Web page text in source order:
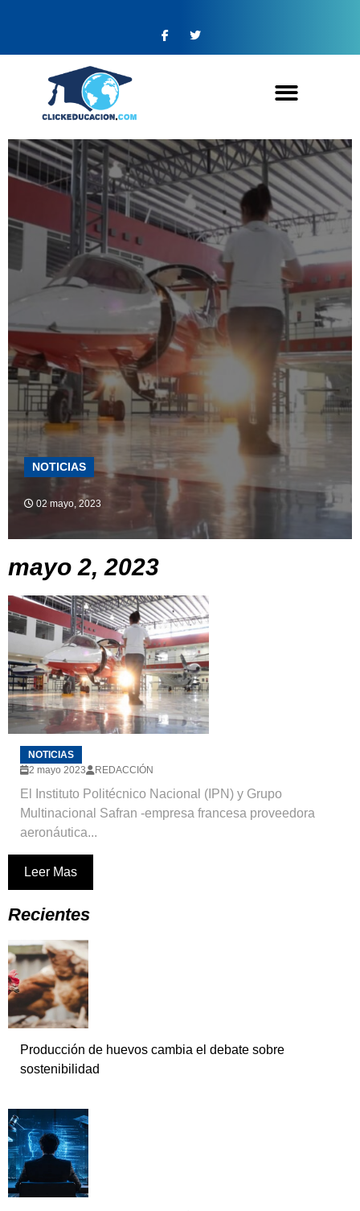
NOTICIAS
02 mayo, 2023
mayo 2, 2023
NOTICIAS
2 mayo 2023
REDACCIÓN
El Instituto Politécnico Nacional (IPN) y Grupo
Multinacional Safran -empresa francesa proveedora
aeronáutica...
Leer Mas
Recientes
Producción de huevos cambia el debate sobre
sostenibilidad